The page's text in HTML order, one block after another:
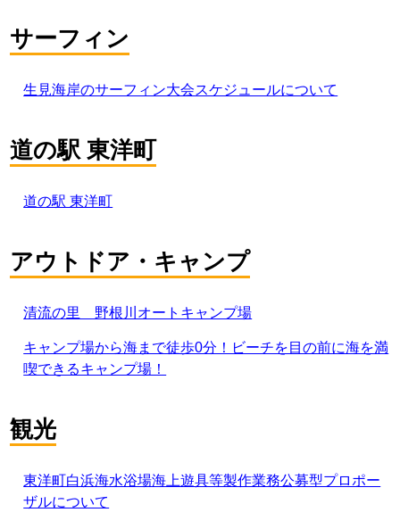
サーフィン
生見海岸のサーフィン大会スケジュールについて
道の駅 東洋町
道の駅 東洋町
アウトドア・キャンプ
清流の里 野根川オートキャンプ場
キャンプ場から海まで徒歩0分！ビーチを目の前に海を満
喫できるキャンプ場！
観光
東洋町白浜海水浴場海上遊具等製作業務公募型プロポー
ザルについて